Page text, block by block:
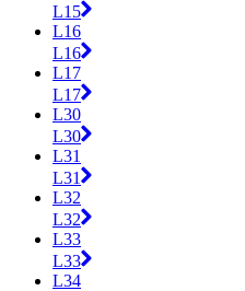
L15
L16
L16
L17
L17
L30
L30
L31
L31
L32
L32
L33
L33
L34